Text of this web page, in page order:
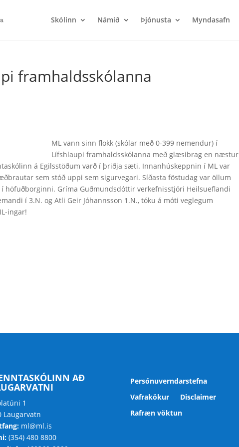
Skólinn Námið Þjónusta Myndasafn
framhaldsskólanna
ML vann sinn flokk (skólar með 0-399 nemendur) í
Lífshlaupi framhaldsskólanna með glæsibrag en næstur
á Egilsstöðum varð í þriðja sæti. Innanhúskeppnin í ML var
sem stóð uppi sem sigurvegari. Síðasta föstudag var öllum
höfuðborginni. Gríma Guðmundsdóttir verkefnisstjóri Heilsueflandi
í 3.N. og Atli Geir Jóhannsson 1.N., tóku á móti veglegum
ingar!
AÐ
1
Laugarvatn
ml@ml.is
(354) 480 8800
Persónuverndarstefna
Vafrakökur
Disclaimer
Rafræn vöktun